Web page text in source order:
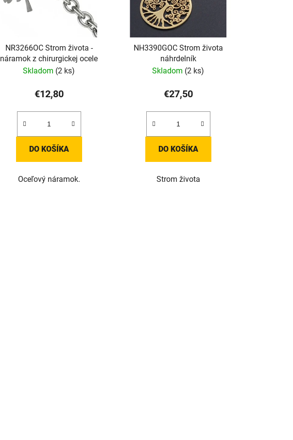
NR3266OC Strom života -
náramok z chirurgickej ocele
Skladom (2 ks)
€12,80
DO KOŠÍKA
Oceľový náramok.
NH3390GOC Strom života
náhrdelník
Skladom (2 ks)
€27,50
DO KOŠÍKA
Strom života